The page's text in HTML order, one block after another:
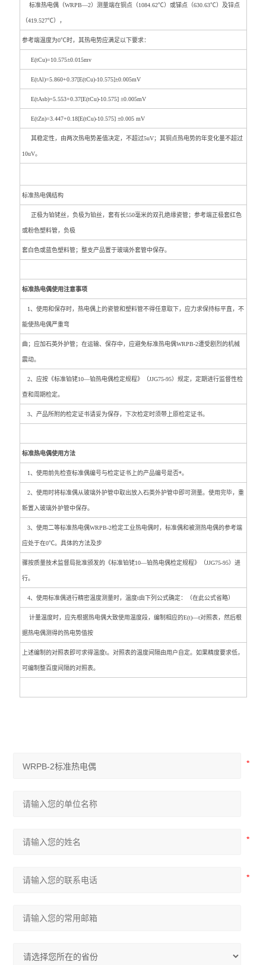
标准热电偶（WRPB―2）测量端在铜点（1084.62℃）或锑点（630.63℃）及锌点
（419.527℃），
参考端温度为0℃时，其热电势应满足以下要求：
E(tCu)=10.575±0.015mv
E(tAl)=5.860+0.37[E(tCu)-10.575]±0.005mV
E(tAsb)=5.553+0.37[E(tCu)-10.575] ±0.005mV
E(tZn)=3.447+0.18[E(tCu)-10.575] ±0.005 mV
其稳定性，由两次热电势差值决定，不超过5uV；其铜点热电势的年变化量不超过
10uV。
标准热电偶结构
正极为铂铑丝，负极为铂丝，套有长550毫米的双孔绝缘瓷管；参考端正极套红色
或粉色塑料管，负极
套白色或蓝色塑料管；整支产品置于玻璃外套管中保存。
标准热电偶使用注意事项
1、使用和保存时，热电偶上的瓷管和塑料管不得任意取下，应力求保持标平直，不
能使热电偶严重弯
曲；应加石英外护管；在运输、保存中，应避免标准热电偶WRPB-2遭受剧烈的机械
震动。
2、应按《标准铂铑10—铂热电偶检定规程》（JJG75-95）规定，定期进行监督性检
查和周期检定。
3、产品所附的检定证书请妥为保存，下次检定时须带上原检定证书。
标准热电偶使用方法
1、使用前先检查标准偶编号与检定证书上的产品编号是否*。
2、使用时将标准偶从玻璃外护管中取出放入石英外护管中即可测量。使用完毕，重
新置入玻璃外护管中保存。
3、使用二等标准热电偶WRPB-2检定工业热电偶时，标准偶和被测热电偶的参考端
应处于在0℃。具体的方法及步
骤按质量技术监督局批准颁发的《标准铂铑10—铂热电偶检定规程》（JJG75-95）进
行。
4、使用标准偶进行精密温度测量时，温度t由下列公式确定：（在此公式省略）
计量温度时，应先根据热电偶大致使用温度段，编制相应的E(t)—t对照表，然后根
据热电偶测得的热电势值按
上述编制的对照表即可求得温度t。对照表的温度间隔由用户自定。如果精度要求低，
可编制整百度间隔的对照表。